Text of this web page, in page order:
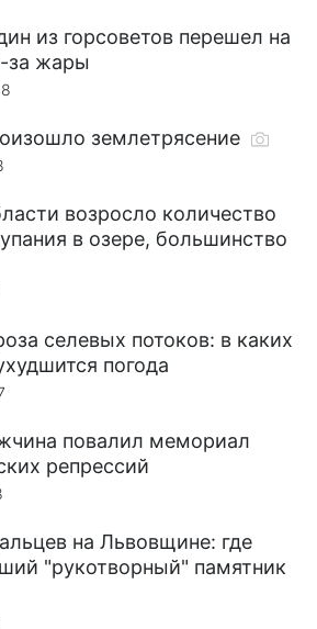
из горсоветов перешел на
за жары
землетрясение
возросло количество
в озере, большинство
селевых потоков: в каких
погода
повалил мемориал
репрессий
на Львовщине: где
"рукотворный" памятник